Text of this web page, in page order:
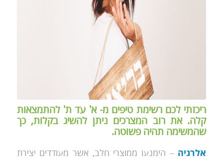
ריכזתי לכם רשימת טיפים מ- א' עד ת' להתמצאות
קלה. את רוב המצרכים ניתן להשיג בקלות, כך
שהמשימה תהיה פשוטה.
אלרגיה – הימנעו ממוצרי חלב, אשר מעודדים יצירת